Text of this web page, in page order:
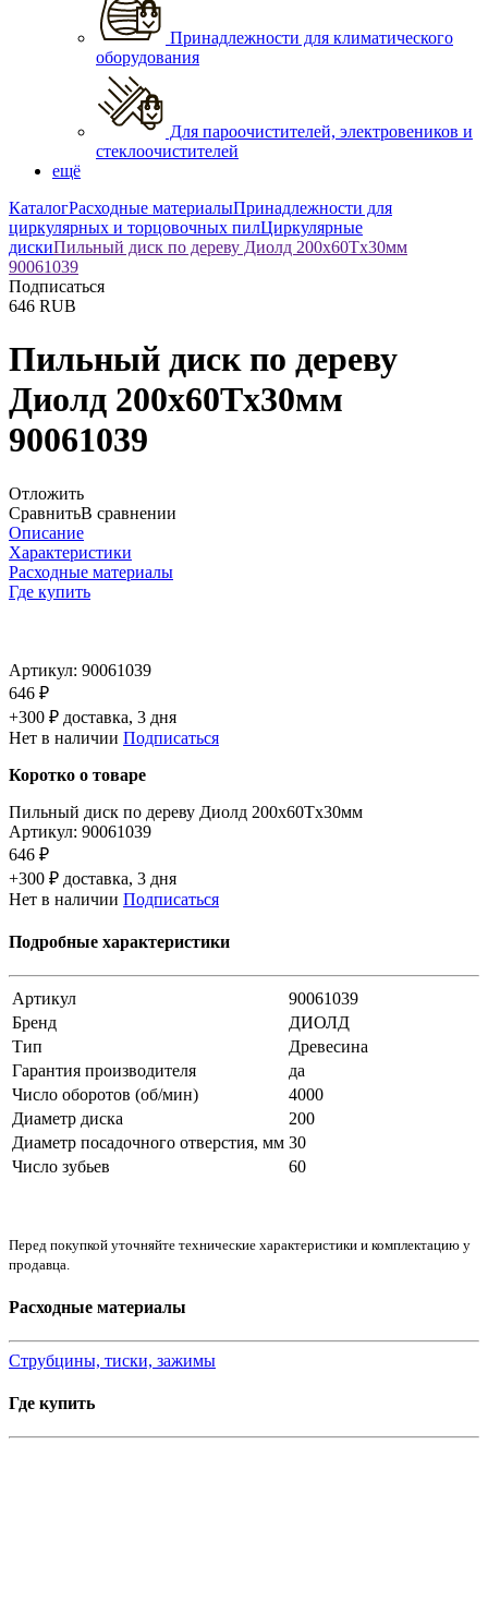
Принадлежности для климатического
оборудования
Для пароочистителей, электровеников и
стеклоочистителей
ещё
КаталогРасходные материалыПринадлежности для
циркулярных и торцовочных пилЦиркулярные
дискиПильный диск по дереву Диолд 200x60Tx30мм
90061039
Подписаться
646 RUB
Пильный диск по дереву
Диолд 200x60Tx30мм
90061039
Отложить
СравнитьВ сравнении
Описание
Характеристики
Расходные материалы
Где купить
Артикул: 90061039
646 ₽
+300 ₽ доставка, 3 дня
Нет в наличии Подписаться
Коротко о товаре
Пильный диск по дереву Диолд 200x60Tx30мм
Артикул: 90061039
646 ₽
+300 ₽ доставка, 3 дня
Нет в наличии Подписаться
Подробные характеристики
Артикул
90061039
Бренд
ДИОЛД
Тип
Древесина
Гарантия производителя
да
Число оборотов (об/мин)
4000
Диаметр диска
200
Диаметр посадочного отверстия, мм 30
Число зубьев
60
Перед покупкой уточняйте технические характеристики и комплектацию у
продавца.
Расходные материалы
Струбцины, тиски, зажимы
Где купить